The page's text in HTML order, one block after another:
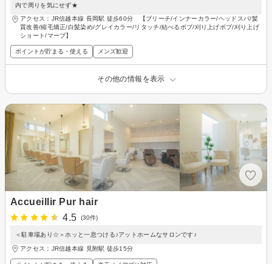
内で周りを気にせず★
アクセス：JR信越本線 長岡駅 徒歩60分 【ブリーチ/インナーカラー/ヘッドスパ/髪
質改善/縮毛矯正/白髪染め/グレイカラー/リタッチ/結べるボブ/刈り上げボブ/刈り上げ
ショート/マーブ】
ポイントが貯まる・使える メンズ歓迎
その他の情報を表示
Accueillir Pur hair
4.5
(30件)
＜駐車場あり☆＞ホッと一息つける♪アットホームなサロンです♪
アクセス：JR信越本線 見附駅 徒歩15分